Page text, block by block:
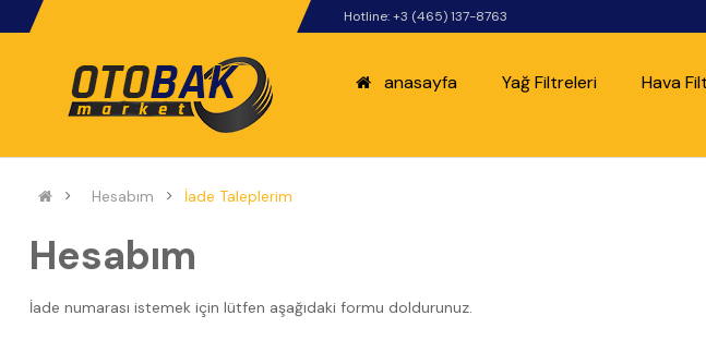
Hotline: +3 (465) 137-8763
anasayfa Yağ Filtreleri Hava
Hesabım İade Taleplerim
Hesabım
İade numarası istemek için lütfen aşağıdaki formu doldurunuz.